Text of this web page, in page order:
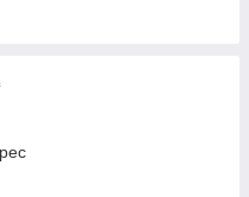
клей
інструменти